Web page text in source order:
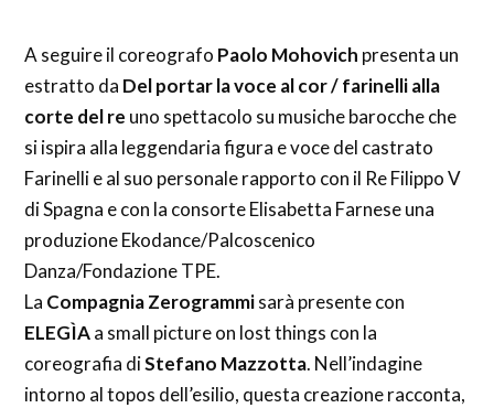
A seguire il coreografo Paolo Mohovich presenta un
estratto da Del portar la voce al cor / farinelli alla
corte del re uno spettacolo su musiche barocche che
si ispira alla leggendaria figura e voce del castrato
Farinelli e al suo personale rapporto con il Re Filippo V
di Spagna e con la consorte Elisabetta Farnese una
produzione Ekodance/Palcoscenico
Danza/Fondazione TPE.
La Compagnia Zerogrammisarà presente con
ELEGÌAa small picture on lost things con la
coreografia diStefano Mazzotta. Nell’indagine
intorno al topos dell’esilio, questa creazione racconta,